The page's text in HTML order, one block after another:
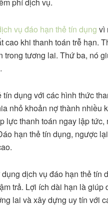
vụ đáo hạn thẻ tín dụng vì
cao khi thanh toán trễ hạn.
trong tương lai. Thứ ba, nó
dụng với các hình thức
nhỏ khoản nợ thành nhiều
lực thanh toán ngay lập
hạn thẻ tín dụng, ngược
dịch vụ đáo hạn thẻ
trả. Lợi ích dài hạn là
lai và xây dựng uy tín với